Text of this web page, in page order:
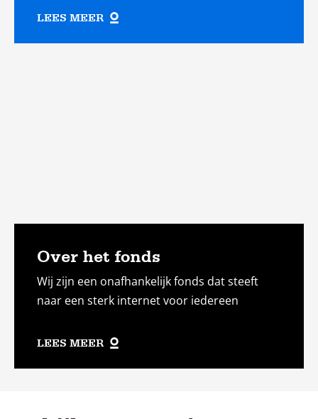
LEES MEER
Over het fonds
Wij zijn een onafhankelijk fonds dat steeft
naar een sterk internet voor iedereen
LEES MEER